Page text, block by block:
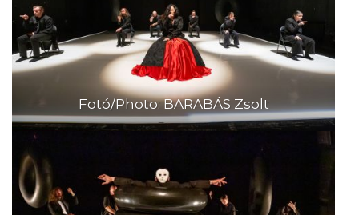
Fotó/Photo: BARABÁS Zsolt